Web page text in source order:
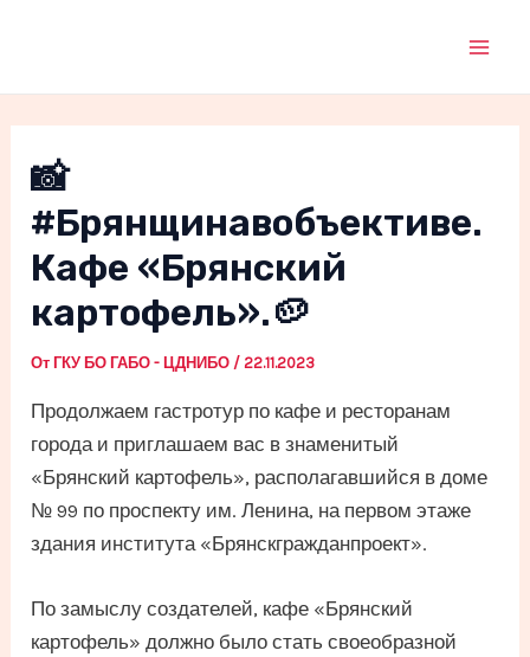
📸
#Брянщинавобъективе.
Кафе «Брянский
картофель».🥔
От ГКУ БО ГАБО - ЦДНИБО /22.11.2023
Продолжаем гастротур по кафе и ресторанам
города и приглашаем вас в знаменитый
«Брянский картофель», располагавшийся в доме
№ 99 по проспекту им. Ленина, на первом этаже
здания института «Брянскгражданпроект».
По замыслу создателей, кафе «Брянский
картофель» должно было стать своеобразной